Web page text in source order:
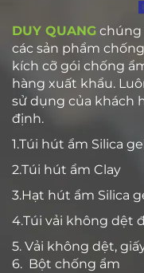
DUY QUANG chúng
các sản phẩm
kích cỡ gói chống
hàng xuất khẩu.
sử dụng của khách
định.
1.Túi hút ẩm Silica gel
2.Túi hút ẩm Clay
3.Hạt hút ẩm Silica
4.Túi vải không dệt
5. Vải không dệt,
6. Bột chống ẩm